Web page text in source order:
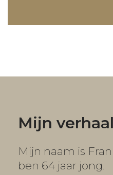
Voor wie?
Algemene
Mijn verhaal
Mijn naam is
ben 64 jaar jong.